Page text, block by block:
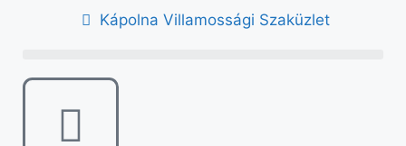
Kápolna Villamossági Szaküzlet